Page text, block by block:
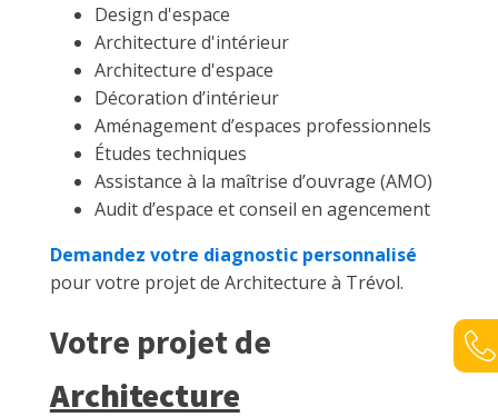
Design d'espace
Architecture d'intérieur
Architecture d'espace
Décoration d’intérieur
Aménagement d’espaces professionnels
Études techniques
Assistance à la maîtrise d’ouvrage (AMO)
Audit d’espace et conseil en agencement
Demandez votre diagnostic personnalisé
pour votre projet de Architecture à Trévol.
Votre projet de
Architecture